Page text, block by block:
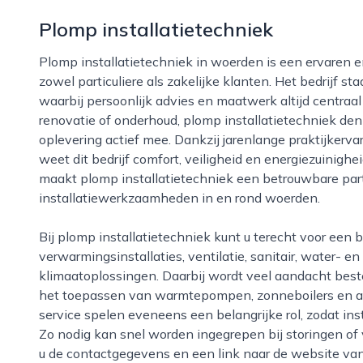
Plomp installatietechniek
Plomp installatietechniek in woerden is een ervaren en veelzijdige installateur die zich richt op
zowel particuliere als zakelijke klanten. Het bedrijf
waarbij persoonlijk advies en maatwerk altijd
renovatie of onderhoud, plomp installatietechniek
oplevering actief mee. Dankzij jarenlange
weet dit bedrijf comfort, veiligheid en
maakt plomp installatietechniek een betrouwbare
installatiewerkzaamheden in en rond woerden.
Bij plomp installatietechniek kunt u terecht voor een breed pakket aan diensten, waaronder
verwarmingsinstallaties, ventilatie, sanitair, water-
klimaatoplossingen. Daarbij wordt veel aandacht
het toepassen van warmtepompen, zonneboilers en
service spelen eveneens een belangrijke rol, zodat
Zo nodig kan snel worden ingegrepen bij storingen
u de contactgegevens en een link naar de website